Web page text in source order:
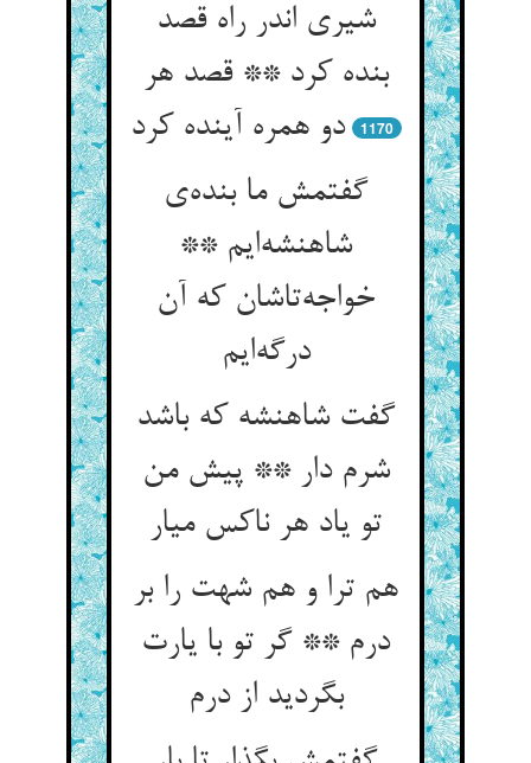
شیری اندر راه قصد
بنده کرد ** قصد هر
دو همره آینده کرد
1170
گفتمش ما بنده‌‌ی
شاهنشه‌‌ایم **
خواجه‌‌تاشان که آن
درگه‌‌ایم‌‌
گفت شاهنشه که باشد
شرم دار ** پیش من
تو یاد هر ناکس میار
هم ترا و هم شهت را بر
درم ** گر تو با یارت
بگردید از درم‌‌